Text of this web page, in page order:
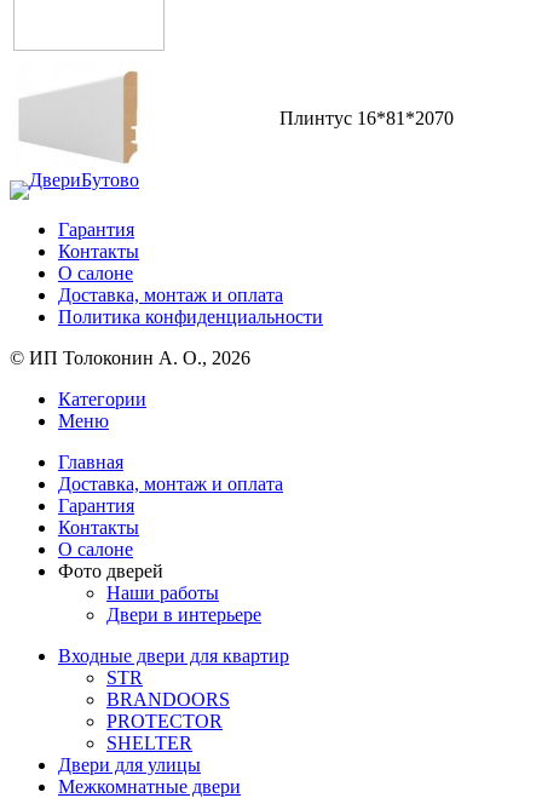
Плинтус 16*81*2070
Гарантия
Контакты
О салоне
Доставка, монтаж и оплата
Политика конфиденциальности
© ИП Толоконин А. О., 2026
Категории
Меню
Главная
Доставка, монтаж и оплата
Гарантия
Контакты
О салоне
Фото дверей
Наши работы
Двери в интерьере
Входные двери для квартир
STR
BRANDOORS
PROTECTOR
SHELTER
Двери для улицы
Межкомнатные двери